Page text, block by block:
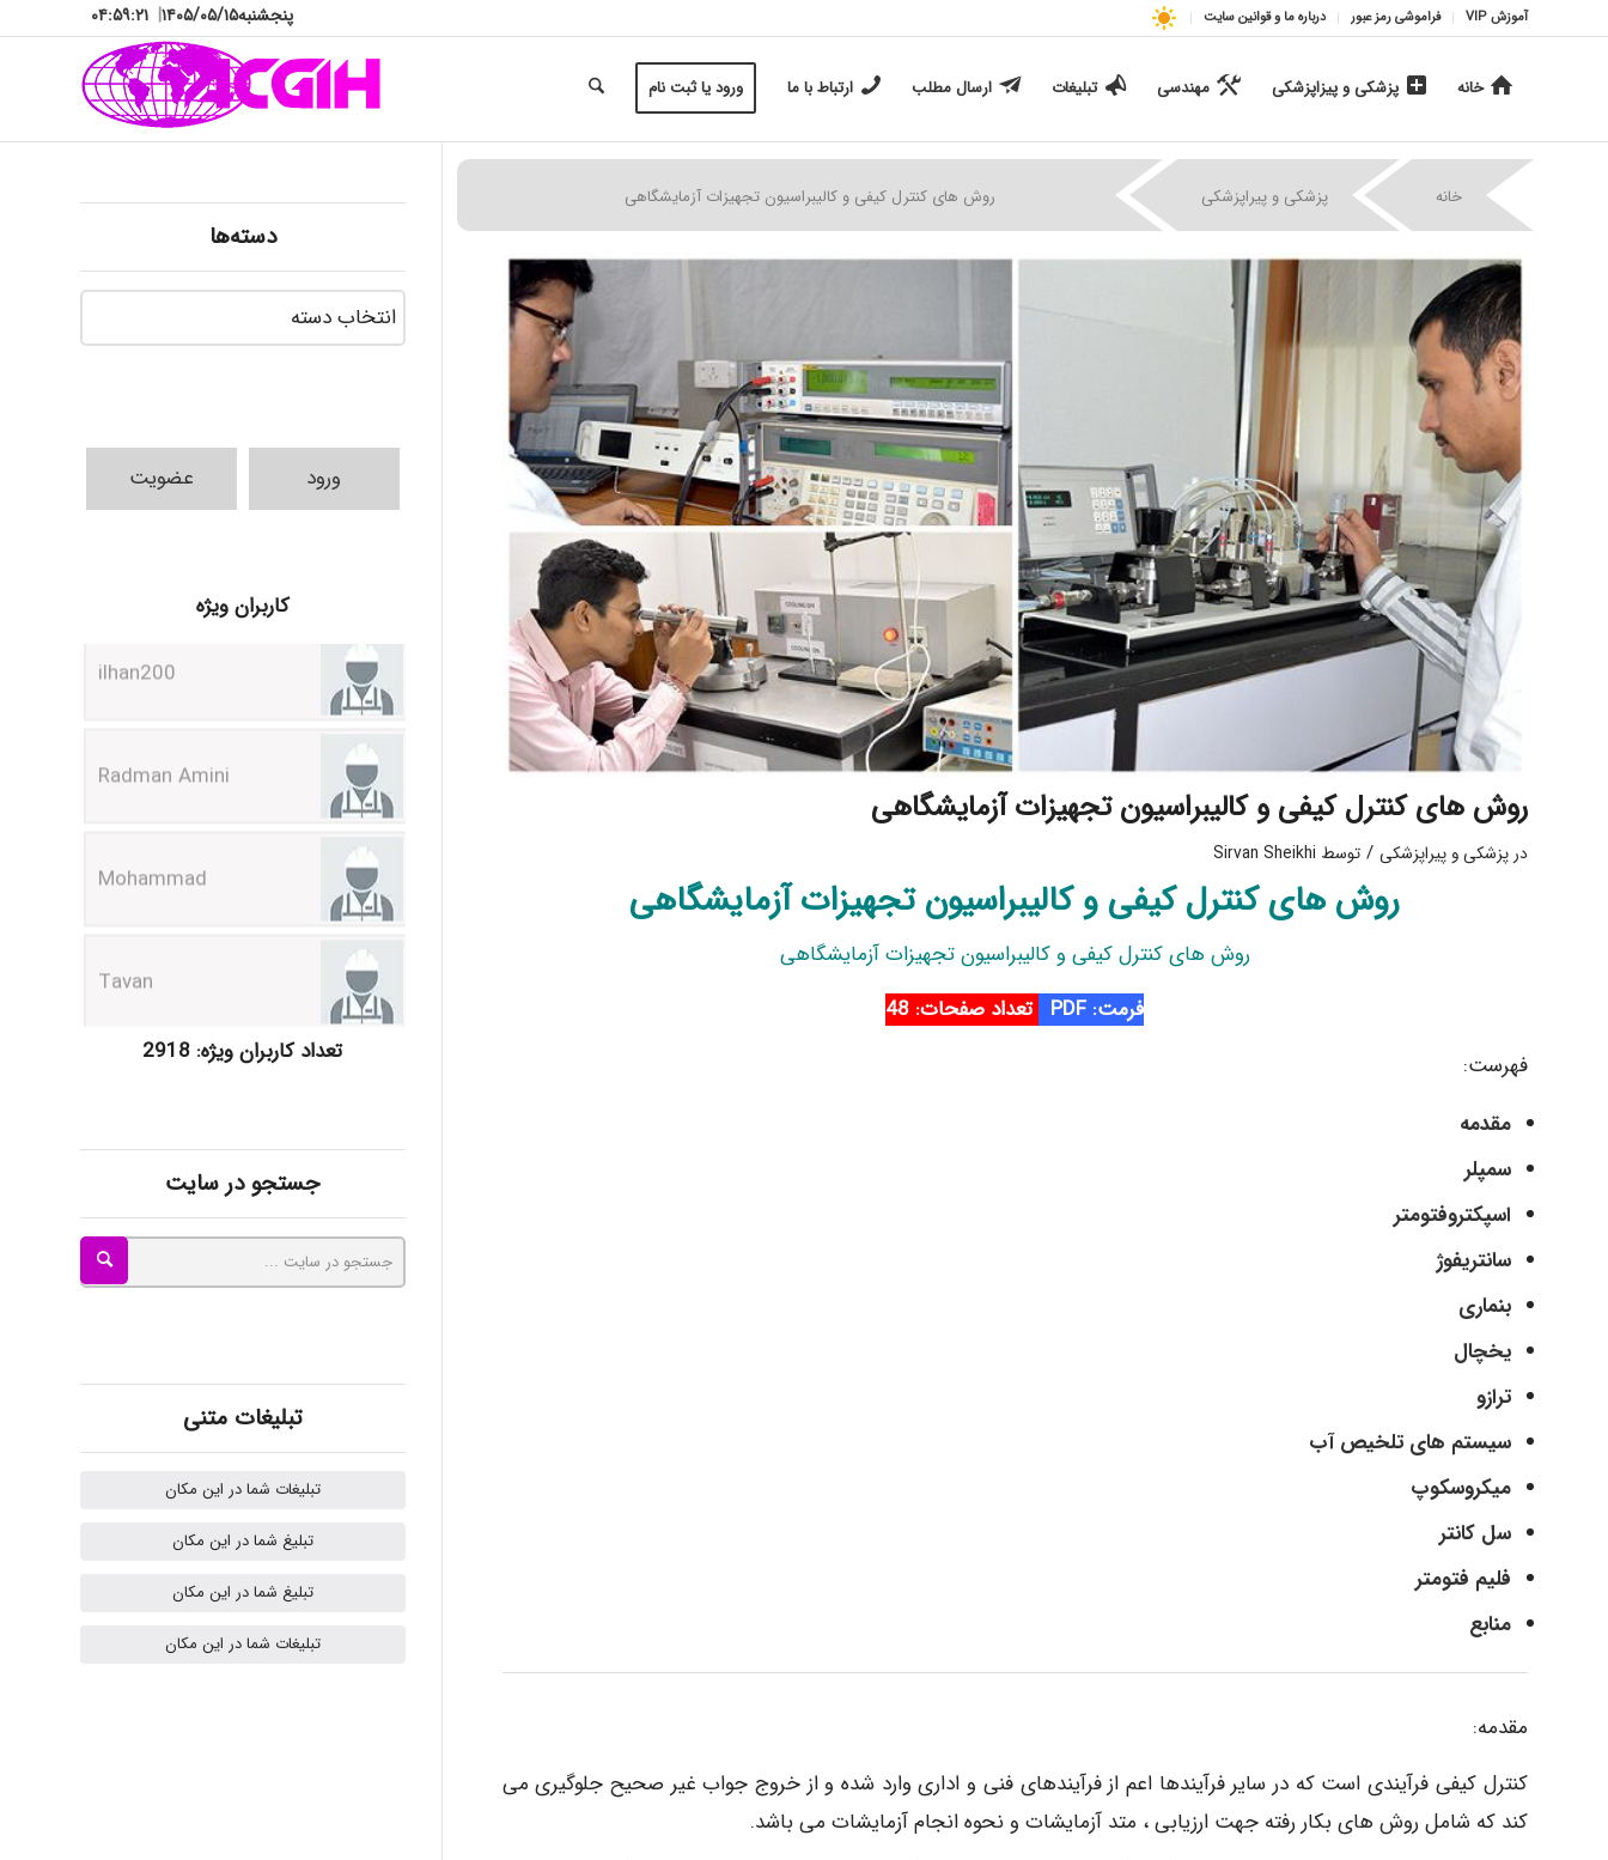
آموزش VIP فراموشی رمز عبور درباره ما و قوانین سایت پنجشنبه۱۴۰۵/۰۵/۱۵| ۰۴:۵۹:۲۲
خانه پزشکی و پیزاپزشکی مهندسی تبلیغات ارسال مطلب ارتباط با ما ورود یا ثبت نام
خانه پزشکی و پیراپزشکی | روش های کنترل کیفی و کالیبراسیون تجهیزات آزمایشگاهی
روش های کنترل کیفی و کالیبراسیون تجهیزات آزمایشگاهی
در پزشکی و پیراپزشکی / توسط Sirvan Sheikhi
روش های کنترل کیفی و کالیبراسیون تجهیزات آزمایشگاهی
روش های کنترل کیفی و کالیبراسیون تجهیزات آزمایشگاهی
فرمت: PDF
تعداد صفحات: 48
فهرست:
مقدمه
سمپلر
اسپکتروفتومتر
سانتریفوژ
بنماری
یخچال
ترازو
سیستم های تلخیص آب
میکروسکوپ
سل کانتر
فلیم فتومتر
منابع
مقدمه:
کنترل کیفی فرآیندی است که در سایر فرآیندها اعم از فرآیندهای فنی و اداری وارد شده و از خروج جواب غیر صحیح جلوگیری می
کند که شامل روش های بکار رفته جهت ارزیابی ، متد آزمایشات و نحوه انجام آزمایشات می باشد.
دسته‌ها
دسته‌ها
ورود عضویت
کاربران ویژه
Radman Amini
Mohammad
Tavan
akhtar shahsavandi
ayda habibnejad
Nazaninkarkon
ilhan200
تعداد کاربران ویژه: 2918
جستجو در سایت
تبلیغات متنی
تبلیغات شما در این مکان
تبلیغ شما در این مکان
تبلیغ شما در این مکان
تبلیغات شما در این مکان